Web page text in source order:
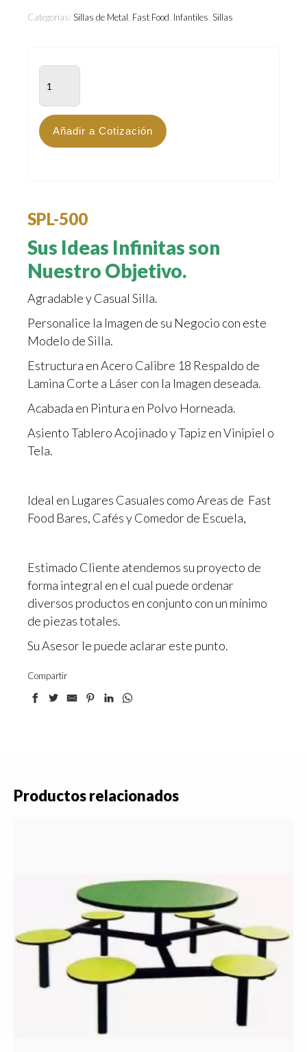
Categorías: Sillas de Metal Fast Food Infantiles Sillas
SPL-500
Sus Ideas Infinitas son
Nuestro Objetivo.
Agradable y Casual Silla.
Personalice la Imagen de su Negocio con este
Modelo de Silla.
Estructura en Acero Calibre 18 Respaldo de
Lamina Corte a Láser con la Imagen deseada.
Acabada en Pintura en Polvo Horneada.
Asiento Tablero Acojinado y Tapiz en Vinipiel o
Tela.
Ideal en Lugares Casuales como Areas de Fast
Food Bares, Cafés y Comedor de Escuela,
Estimado Cliente atendemos su proyecto de
forma integral en el cual puede ordenar
diversos productos en conjunto con un mínimo
de piezas totales.
Su Asesor le puede aclarar este punto.
Compartir
SPL-
500
Añadir a Cotización
Productos relacionados